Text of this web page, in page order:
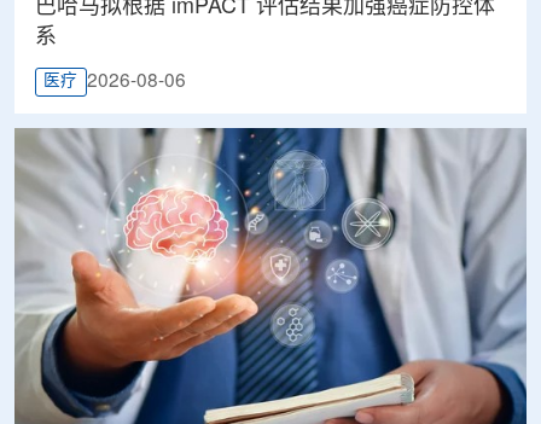
巴哈马拟根据 imPACT 评估结果加强癌症防控体
系
医疗 2026-08-06